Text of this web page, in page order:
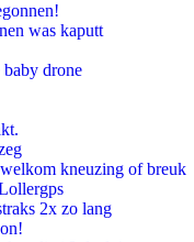
was kaputt
drone
kneuzing of breuk
2x zo lang